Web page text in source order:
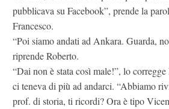
pubblicava su Facebook”, prende la
Francesco.
“Poi siamo andati ad Ankara. Guarda,
riprende Roberto.
“Dai non è stata così male!”, lo
ci teneva di più ad andarci. “Abbiamo
prof. di storia, ti ricordi? Ora è tipo